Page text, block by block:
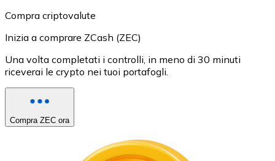
Compra criptovalute
Inizia a comprare ZCash (ZEC)
Una volta completati i controlli, in meno di 30 minuti
riceverai le crypto nei tuoi portafogli.
Compra ZEC ora